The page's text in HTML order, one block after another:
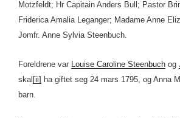
Motzfeldt; Hr Capitain Anders Bull; Pastor
Friderica Amalia Leganger; Madame Anne
Jomfr. Anne Sylvia Steenbuch.
Foreldrene var Louise Caroline Steenbuch og
skal[ii] ha giftet seg 24 mars 1795, og Anna
barn.